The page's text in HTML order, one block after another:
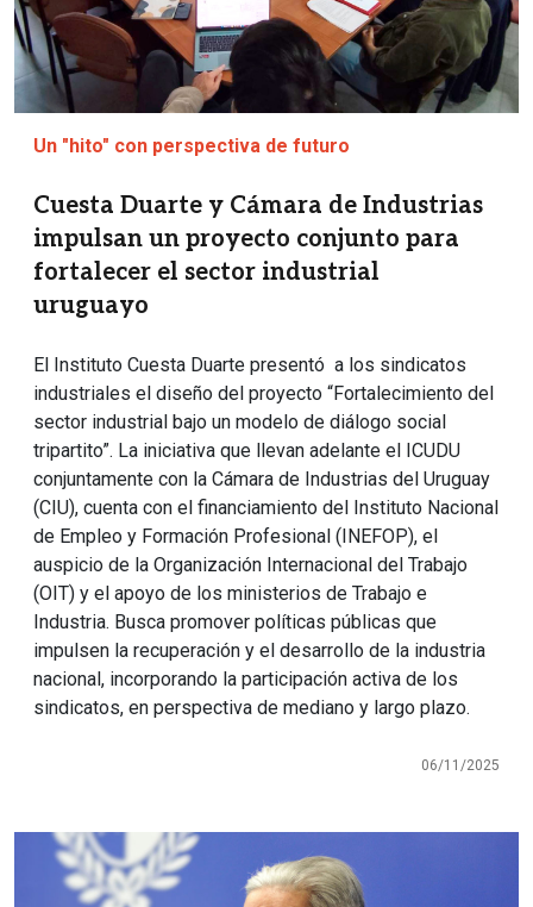
Un "hito" con perspectiva de futuro
Cuesta Duarte y Cámara de Industrias
impulsan un proyecto conjunto para
fortalecer el sector industrial
uruguayo
El Instituto Cuesta Duarte presentó a los sindicatos
industriales el diseño del proyecto “Fortalecimiento del
sector industrial bajo un modelo de diálogo social
tripartito”. La iniciativa que llevan adelante el ICUDU
conjuntamente con la Cámara de Industrias del Uruguay
(CIU), cuenta con el financiamiento del Instituto Nacional
de Empleo y Formación Profesional (INEFOP), el
auspicio de la Organización Internacional del Trabajo
(OIT) y el apoyo de los ministerios de Trabajo e
Industria. Busca promover políticas públicas que
impulsen la recuperación y el desarrollo de la industria
nacional, incorporando la participación activa de los
sindicatos, en perspectiva de mediano y largo plazo.
06/11/2025
Imagen